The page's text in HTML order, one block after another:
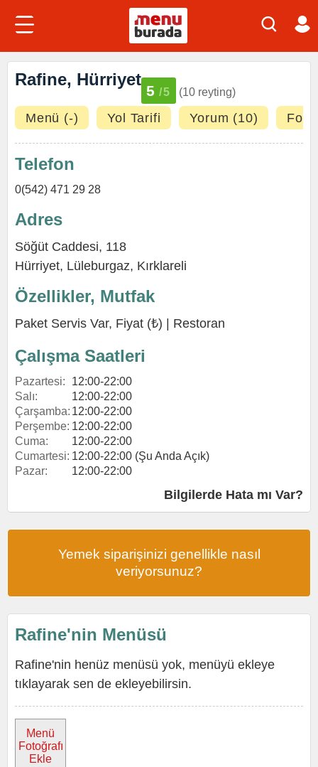
Rafine, Hürriyet
5 /5 (10 reyting)
Menü (-) Yol Tarifi Yorum (10)
Telefon
0(542) 471 29 28
Adres
Söğüt Caddesi, 118
Hürriyet, Lüleburgaz, Kırklareli
Özellikler, Mutfak
Paket Servis Var, Fiyat (₺) | Restoran
Çalışma Saatleri
Pazartesi:
12:00-22:00
Salı:
12:00-22:00
Çarşamba: 12:00-22:00
Perşembe: 12:00-22:00
Cuma:
12:00-22:00
Cumartesi: 12:00-22:00 (Şu Anda Açık)
Pazar:
12:00-22:00
Bilgilerde Hata mı Var?
Yemek siparişinizi genellikle nasıl
veriyorsunuz?
Rafine'nin Menüsü
Rafine'nin henüz menüsü yok, menüyü ekleye
tıklayarak sen de ekleyebilirsin.
Menü
Fotoğrafı
Ekle